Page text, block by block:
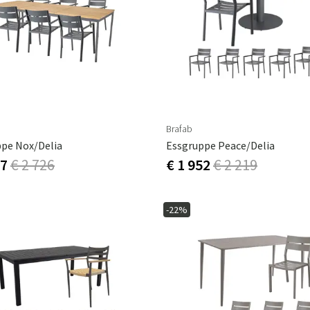
Hängeschaukeln
Wartungsprodukte
Kleine Aufbewahrung
Nox/Delia
€ 2 726
Brafab
Essgruppe Peace/Delia
€ 1 952€ 2 219
-22%